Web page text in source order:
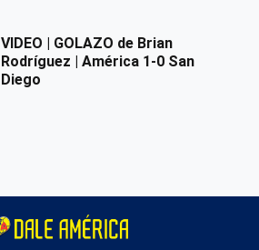
VIDEO | GOLAZO de Brian
Rodríguez | América 1-0 San
Diego